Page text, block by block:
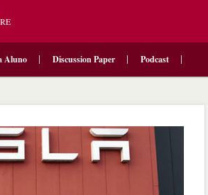
Aluno Discussion Paper Podcast